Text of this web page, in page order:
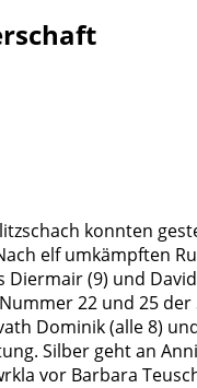
konnten
elf umkämpften
(9) und
22 und 25
Dominik (alle 8)
Silber geht an
vor Barbara